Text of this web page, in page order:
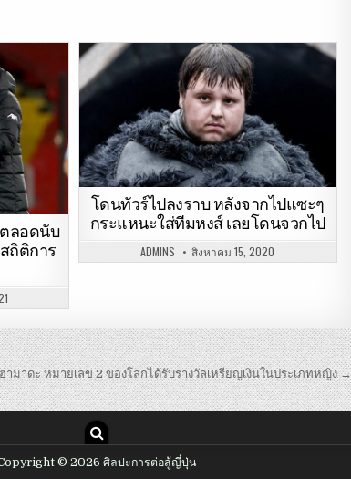
ลอดนับ
ถิติการ
โดนทัวร์ไปลงราบ หลังจากไปแซะๆ
กระแหนะใส่ทีมหงส์ เลยโดนจวกไป
ADMINS สิงหาคม 15, 2020
ามาดะ หมายเลข 2 ของโลกได้รับรางวัลเหรียญเงินในประเภทหญิง →
© 2026 ศิลปะการต่อสู้ญี่ปุ่น